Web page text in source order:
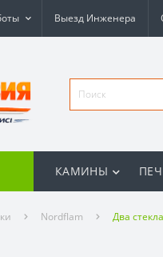
Выезд Инженера
КАМИНЫ
Nordflam Два